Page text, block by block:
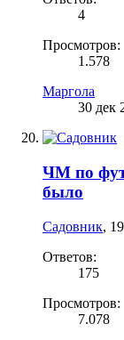
4
Просмотров:
1.578
Маргола
30 дек
ЧМ по
было
Садовник,
Ответов:
175
Просмотров:
7.078